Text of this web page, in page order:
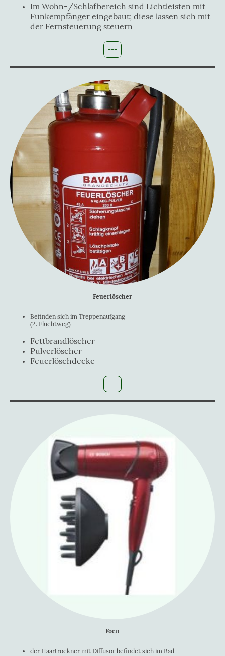
Im Wohn-/Schlafbereich sind Lichtleisten mit
Funkempfänger eingebaut; diese lassen sich mit
der Fernsteuerung steuern
---
Feuerlöscher
Befinden sich im Treppenaufgang
(2. Fluchtweg)
Fettbrandlöscher
Pulverlöscher
Feuerlöschdecke
---
Foen
der Haartrockner mit Diffusor befindet sich im Bad